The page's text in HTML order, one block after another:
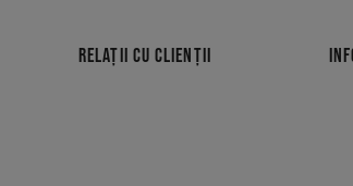
RELAȚII CU CLIENȚII